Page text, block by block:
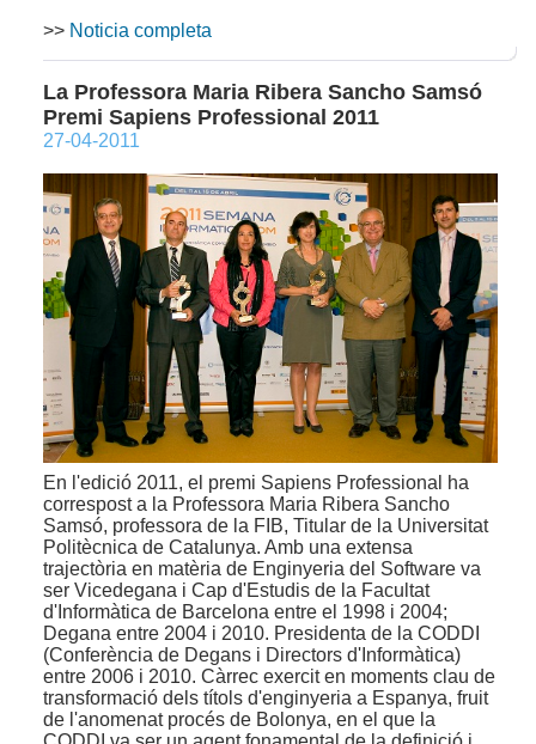
>> Noticia completa
La Professora Maria Ribera Sancho Samsó
Premi Sapiens Professional 2011
27-04-2011
En l'edició 2011, el premi Sapiens Professional ha
correspost a la Professora Maria Ribera Sancho
Samsó, professora de la FIB, Titular de la Universitat
Politècnica de Catalunya. Amb una extensa
trajectòria en matèria de Enginyeria del Software va
ser Vicedegana i Cap d'Estudis de la Facultat
d'Informàtica de Barcelona entre el 1998 i 2004;
Degana entre 2004 i 2010. Presidenta de la CODDI
(Conferència de Degans i Directors d'Informàtica)
entre 2006 i 2010. Càrrec exercit en moments clau de
transformació dels títols d'enginyeria a Espanya, fruit
de l'anomenat procés de Bolonya, en el que la